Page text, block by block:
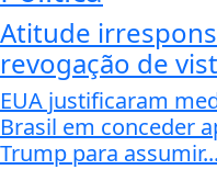
Atitude
revogação de
EUA justificaram
Brasil em conceder
Trump para assumir...